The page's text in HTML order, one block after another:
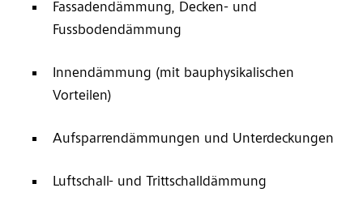
Fassadendämmung, Decken- und
Fussbodendämmung
Innendämmung (mit bauphysikalischen
Vorteilen)
Aufsparrendämmungen und Unterdeckungen
Luftschall- und Trittschalldämmung